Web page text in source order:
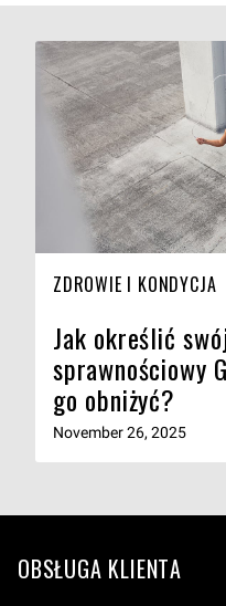
ZDROWIE I KONDYCJA
Jak określić
sprawnościowy
go obniżyć?
November 26, 2025
OBSŁUGA KLIENTA